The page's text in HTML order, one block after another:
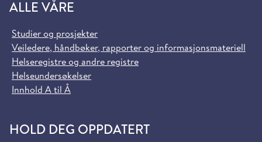
ALLE VÅRE
Studier og prosjekter
Veiledere, håndbøker, rapporter og informasjonsmateriell
Helseregistre og andre registre
Helseundersøkelser
Innhold A til Å
HOLD DEG OPPDATERT